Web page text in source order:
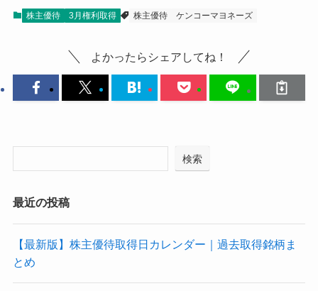
株主優待 3月権利取得 株主優待 ケンコーマヨネーズ
よかったらシェアしてね！
検索
最近の投稿
【最新版】株主優待取得日カレンダー｜過去取得銘柄ま
とめ